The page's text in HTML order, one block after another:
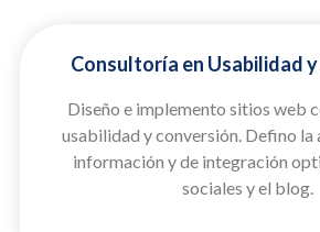
Consultoría en Usabilidad
Diseño e implemento sitios web
usabilidad y conversión. Defino
información y de integración
sociales y el blog.